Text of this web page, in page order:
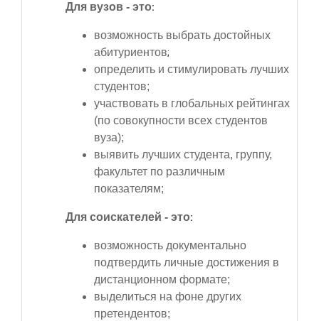
Для вузов - это:
возможность выбрать достойных
абитуриентов;
определить и стимулировать лучших
студентов;
участвовать в глобальных рейтингах
(по совокупности всех студентов
вуза);
выявить лучших студента, группу,
факультет по различным
показателям;
Для соискателей - это:
возможность документально
подтвердить личные достижения в
дистанционном формате;
выделиться на фоне других
претендентов;